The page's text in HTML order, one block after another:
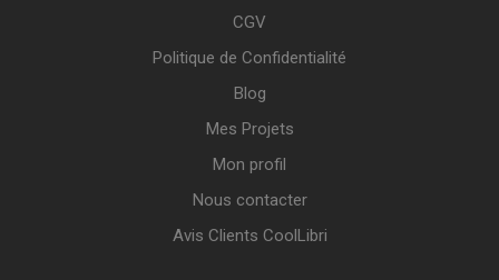
CGV
Politique de Confidentialité
Blog
Mes Projets
Mon profil
Nous contacter
Avis Clients CoolLibri